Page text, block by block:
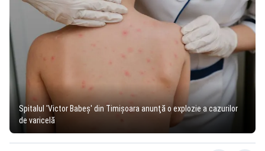
Spitalul 'Victor Babeş' din Timişoara anunţă o explozie a cazurilor
de varicelă